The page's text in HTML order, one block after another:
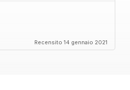
Recensito 14 gennaio 2021